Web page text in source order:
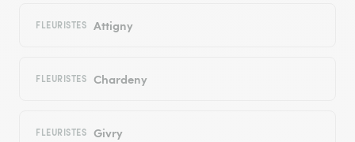
FLEURISTES Attigny
FLEURISTES Chardeny
FLEURISTES Givry